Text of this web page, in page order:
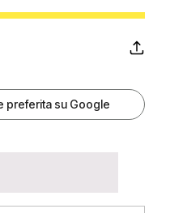
preferita su Google